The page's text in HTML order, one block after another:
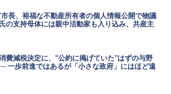
長、裕福な不動産所有者の個人情報公開で物議
の支持母体には親中活動家も入り込み、共産主
費減税決定に、"公約に掲げていた"はずの与野
一歩前進ではあるが「小さな政府」にはほど遠